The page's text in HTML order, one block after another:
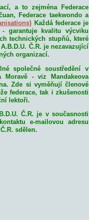
a to zejména Federace
Federace taekwondo a
Každá federace je
garantuje kvalitu výcviku
technických stupňů, které
Č.R. je nezavazující
organizací.
společné soustředění v
- viz Mandakeova
Zde si vyměňují členové
federace, tak i zkušenosti
lektoři.
Č.R. je v současnosti
e-mailovou adresu
sdělen.